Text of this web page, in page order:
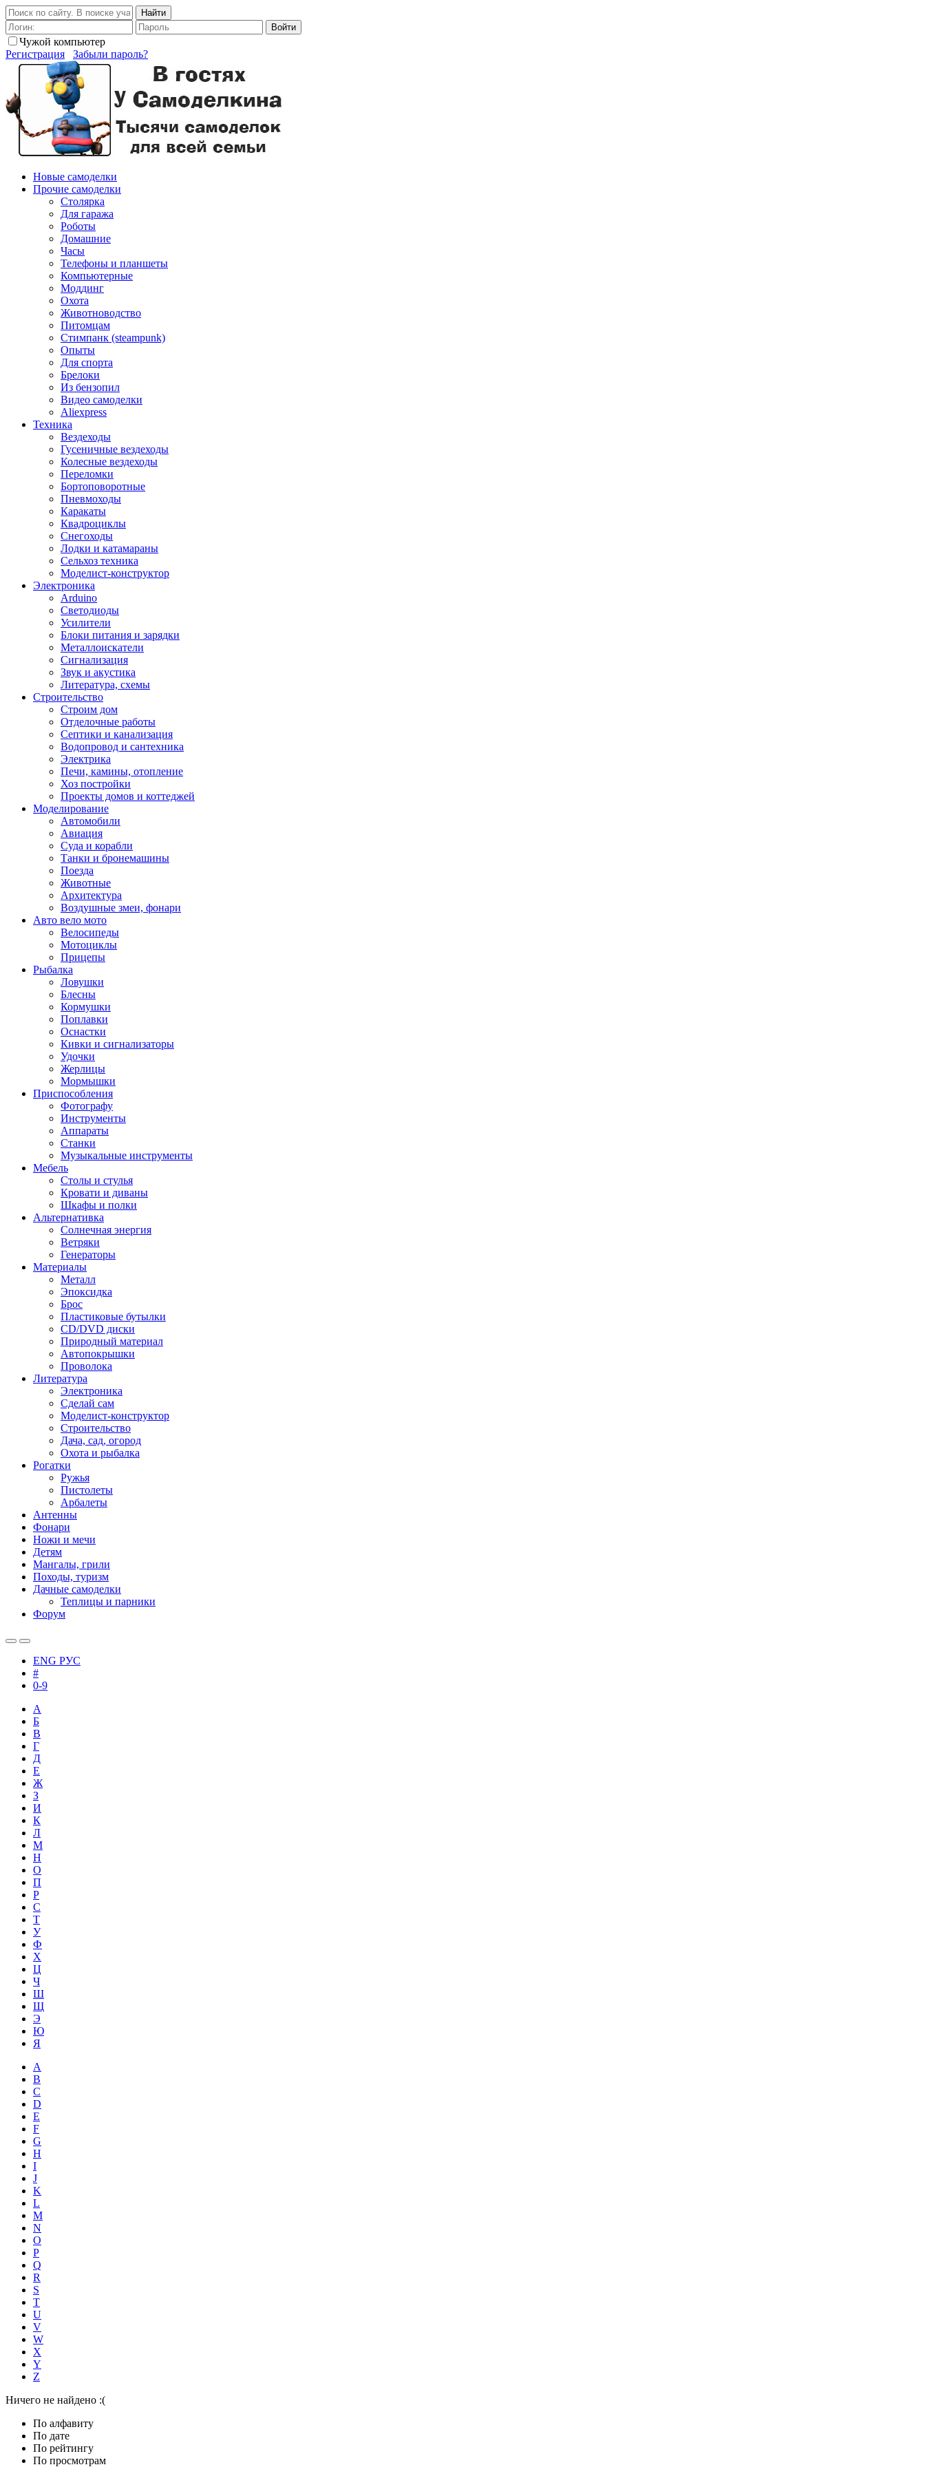
Найти
Войти
Чужой компьютер
Регистрация
Забыли пароль?
Новые самоделки
Прочие самоделки
Столярка
Для гаража
Роботы
Домашние
Часы
Телефоны и планшеты
Компьютерные
Моддинг
Охота
Животноводство
Питомцам
Стимпанк (steampunk)
Опыты
Для спорта
Брелоки
Из бензопил
Видео самоделки
Aliexpress
Техника
Вездеходы
Гусеничные вездеходы
Колесные вездеходы
Переломки
Бортоповоротные
Пневмоходы
Каракаты
Квадроциклы
Снегоходы
Лодки и катамараны
Сельхоз техника
Моделист-конструктор
Электроника
Arduino
Светодиоды
Усилители
Блоки питания и зарядки
Металлоискатели
Сигнализация
Звук и акустика
Литература, схемы
Строительство
Строим дом
Отделочные работы
Септики и канализация
Водопровод и сантехника
Электрика
Печи, камины, отопление
Хоз постройки
Проекты домов и коттеджей
Моделирование
Автомобили
Авиация
Суда и корабли
Танки и бронемашины
Поезда
Животные
Архитектура
Воздушные змеи, фонари
Авто вело мото
Велосипеды
Мотоциклы
Прицепы
Рыбалка
Ловушки
Блесны
Кормушки
Поплавки
Оснастки
Кивки и сигнализаторы
Удочки
Жерлицы
Мормышки
Приспособления
Фотографу
Инструменты
Аппараты
Станки
Музыкальные инструменты
Мебель
Столы и стулья
Кровати и диваны
Шкафы и полки
Альтернативка
Солнечная энергия
Ветряки
Генераторы
Материалы
Металл
Эпоксидка
Брос
Пластиковые бутылки
CD/DVD диски
Природный материал
Автопокрышки
Проволока
Литература
Электроника
Сделай сам
Моделист-конструктор
Строительство
Дача, сад, огород
Охота и рыбалка
Рогатки
Ружья
Пистолеты
Арбалеты
Антенны
Фонари
Ножи и мечи
Детям
Мангалы, грили
Походы, туризм
Дачные самоделки
Теплицы и парники
Форум
ENG РУС
#
0-9
А
Б
В
Г
Д
Е
Ж
З
И
К
Л
М
Н
О
П
Р
С
Т
У
Ф
Х
Ц
Ч
Ш
Щ
Э
Ю
Я
A
B
C
D
E
F
G
H
I
J
K
L
M
N
O
P
Q
R
S
T
U
V
W
X
Y
Z
Ничего не найдено :(
По алфавиту
По дате
По рейтингу
По просмотрам